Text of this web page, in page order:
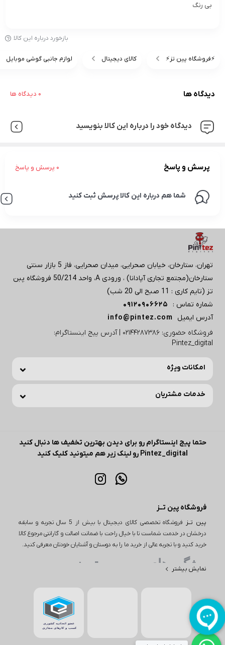
بی رنگ
بازخورد درباره این کالا
⚡️فروشگاه پین تز⚡️ کالای دیجیتال لوازم جانبی گوشی موبایل
دیدگاه ها 0 دیدگاه ها
دیدگاه خود را درباره این کالا بنویسید
پرسش و پاسخ 0 پرسش و پاسخ
شما هم درباره این کالا پرسش ثبت کنید
تهران، ستارخان، خیابان صحرایی، میدان صحرایی، فاز 5 بازار سنتی
ستارخان(مجتمع تجاری آپادانا) ، ورودی A، واحد 50/214 فروشگاه پبن
تز (تایم کاری : 11 صبح الی 20 شب)
شماره تماس :
09120906625
آدرس ایمیل
info@pintez.com
فروشگاه حضوری: 02144287386 | آدرس پیج اینستاگرام:
Pintez_digital
امکانات ویژه
خدمات مشتریان
حتما پیج اینستاگرام رو برای دیدن بهترین تخفیف ها دنبال کنید
Pintez_digital رو لینک زیر هم میتونید کلیک کنید
فروشگاه پین تــز
پین تــز
فروشگاه تخصصی کالای دیجیتال با بیش از 5 سال تجربه و سابقه
درخشان در خدمت شماست تا با خیال راحت با ضمانت اصالت و گارانتی مرجوع کالا
خرید کنید و با تجربه عالی از خرید ما را به دوستان و آشنایان خودتان معرفی کنید.
ویژگی های مهم پین تـــز
فروشگاه اینترنتی طیف وسیعی از کالاها را در دسته‌های مختلف از جمله
لوازم دیجیتال، لوازم خانگی و بسیاری از محصولات دیگر ارائه می‌دهد. به
عنوان مثال، اگر به دنبال خرید یا بررسی قیمت گوشی باشید، پین تز
مجموعه‌ای از بهترین گوشی‌ها از برندهای معتبر اپل و سامسونگ مانند آیفون
نمایش بیشتر